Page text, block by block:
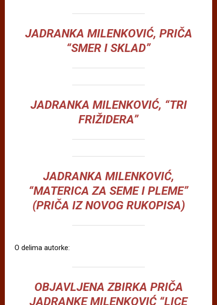
JADRANKA MILENKOVIĆ, PRIČA
“SMER I SKLAD”
JADRANKA MILENKOVIĆ, “TRI
FRIŽIDERA”
JADRANKA MILENKOVIĆ,
“MATERICA ZA SEME I PLEME”
(PRIČA IZ NOVOG RUKOPISA)
O delima autorke:
OBJAVLJENA ZBIRKA PRIČA
JADRANKE MILENKOVIĆ “LICE